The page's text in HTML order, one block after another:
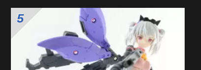
塗装環境、塗装ブース編